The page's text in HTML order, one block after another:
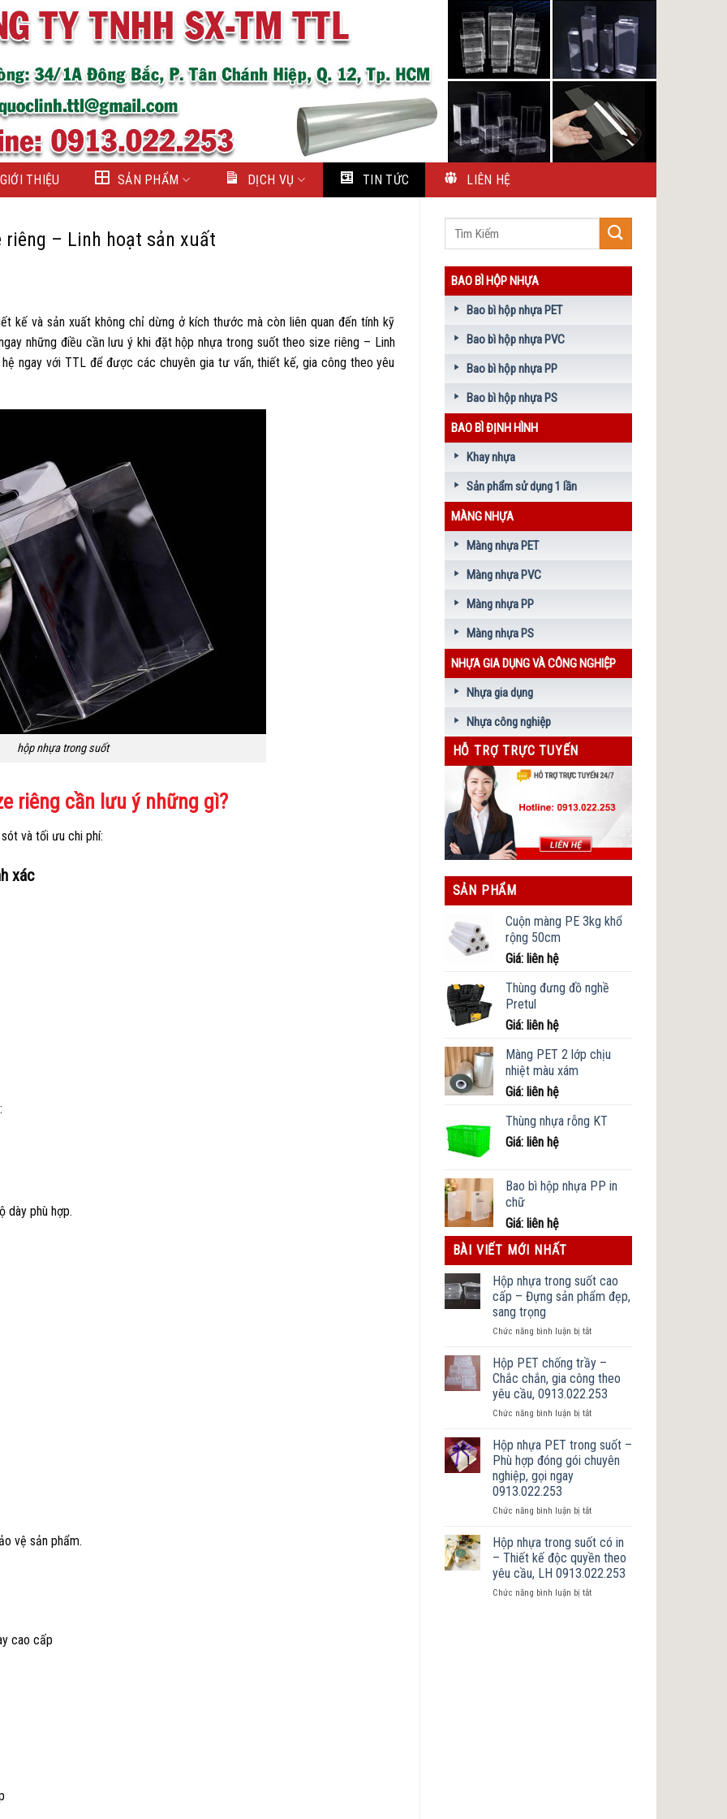
GIỚI THIỆU SẢN PHẨM DỊCH VỤ TIN TỨC LIÊN HỆ
– Linh hoạt sản xuất
kế và sản xuất không chỉ dừng ở kích thước mà còn liên quan đến tính kỹ
những điều cần lưu ý khi đặt hộp nhựa trong suốt theo size riêng – Linh
ngay với TTL để được các chuyên gia tư vấn, thiết kế, gia công theo yêu
hộp nhựa trong suốt
riêng cần lưu ý những gì?
và tối ưu chi phí:
xác
dày phù hợp.
vệ sản phẩm.
cao cấp
BAO BÌ HỘP NHỰA
Bao bì hộp nhựa PET
Bao bì hộp nhựa PVC
Bao bì hộp nhựa PP
Bao bì hộp nhựa PS
BAO BÌ ĐỊNH HÌNH
Khay nhựa
Sản phẩm sử dụng 1 lần
MÀNG NHỰA
Màng nhựa PET
Màng nhựa PVC
Màng nhựa PP
Màng nhựa PS
NHỰA GIA DỤNG VÀ CÔNG NGHIỆP
Nhựa gia dụng
Nhựa công nghiệp
HỖ TRỢ TRỰC TUYẾN
SẢN PHẨM
Cuộn màng PE 3kg khổ
rộng 50cm
Giá: liên hệ
Thùng đưng đồ nghề
Pretul
Giá: liên hệ
Màng PET 2 lớp chịu
nhiệt màu xám
Giá: liên hệ
Thùng nhựa rỗng KT
Giá: liên hệ
Bao bì hộp nhựa PP in
chữ
Giá: liên hệ
BÀI VIẾT MỚI NHẤT
Hộp nhựa trong suốt cao
cấp – Đựng sản phẩm đẹp,
sang trọng
Chức năng bình luận bị tắtở
nhựa
trong
suốt
cao
cấp
Đựng
sản
phẩm
trọng
Hộp PET chống trầy –
Chắc chắn, gia công theo
yêu cầu, 0913.022.253
Chức năng bình luận bị tắtở
PET
chống
trầy
chắn,
công
theo
yêu
cầu,
0913.022.253
Hộp nhựa PET trong suốt –
Phù hợp đóng gói chuyên
nghiệp, gọi ngay
0913.022.253
Chức năng bình luận bị tắtở
nhựa
PET
trong
suốt
–
Hộp nhựa trong suốt có in
– Thiết kế độc quyền theo
yêu cầu, LH 0913.022.253
Chức năng bình luận bị tắtở